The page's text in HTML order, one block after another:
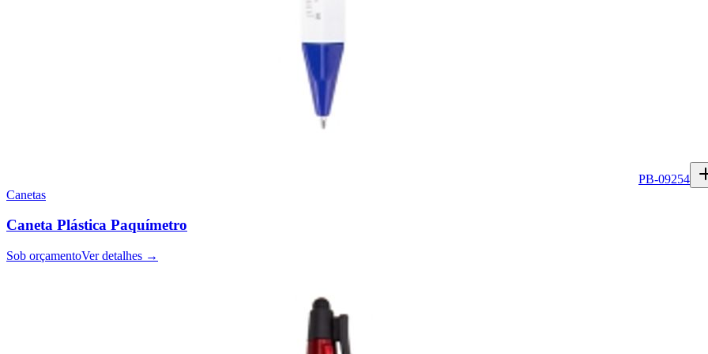
PB-09254
Canetas
Caneta Plástica Paquímetro
Sob orçamentoVer detalhes →